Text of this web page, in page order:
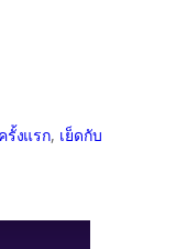
รั้งแรก, เย็ดกับ